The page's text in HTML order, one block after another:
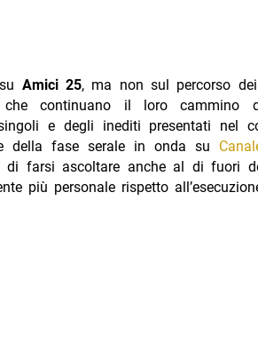
Amici 25, ma non sul percorso
continuano il loro cammino
e degli inediti presentati nel
della fase serale in onda su
di farsi ascoltare anche al di fuori
più personale rispetto